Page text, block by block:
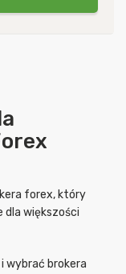
forex, który
dla większości
wybrać brokera